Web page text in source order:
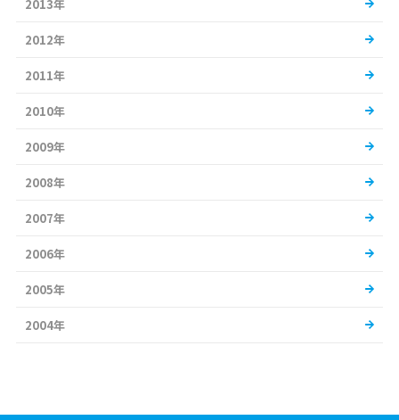
2013年
2012年
2011年
2010年
2009年
2008年
2007年
2006年
2005年
2004年